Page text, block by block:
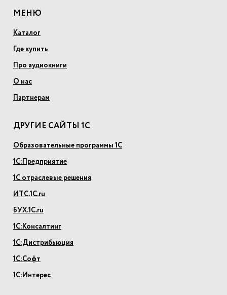
МЕНЮ
Каталог
Где купить
Про аудиокниги
О нас
Партнерам
ДРУГИЕ САЙТЫ 1С
Образовательные программы 1С
1С:Предприятие
1С отраслевые решения
ИТС.1С.ru
БУХ.1С.ru
1С:Консалтинг
1С:Дистрибьюция
1С:Софт
1С:Интерес